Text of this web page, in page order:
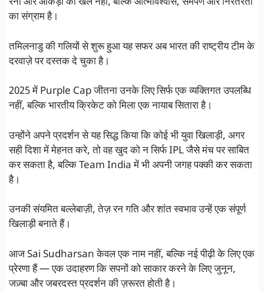
का संग्राम है।
तमिलनाडु की गलियों से शुरू हुआ यह सफर अब भारत की राष्ट्रीय टीम के
दरवाज़े पर दस्तक दे चुका है।
2025 में Purple Cap जीतना उनके लिए सिर्फ एक व्यक्तिगत उपलब्धि
नहीं, बल्कि भारतीय क्रिकेट को मिला एक नायाब सितारा है।
उन्होंने अपने प्रदर्शन से यह सिद्ध किया कि कोई भी युवा खिलाड़ी, अगर
सही दिशा में मेहनत करे, तो वह खुद को न सिर्फ IPL जैसे मंच पर साबित
कर सकता है, बल्कि Team India में भी अपनी जगह पक्की कर सकता
है।
उनकी संयमित बल्लेबाज़ी, तेज़ रन गति और शांत स्वभाव उन्हें एक संपूर्ण
खिलाड़ी बनाते हैं।
आज Sai Sudharsan केवल एक नाम नहीं, बल्कि नई पीढ़ी के लिए एक
प्रेरणा हैं — एक उदाहरण कि सपनों को साकार करने के लिए जुनून,
जज़्बा और जबरदस्त प्रदर्शन की ज़रूरत होती है।